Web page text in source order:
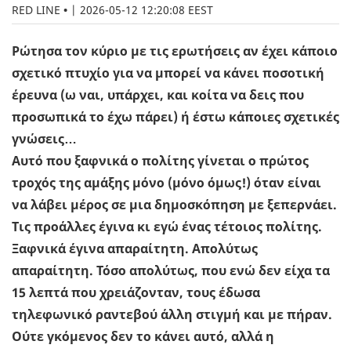
RED LINE | 2026-05-12 12:20:08 EEST
Ρώτησα τον κύριο με τις ερωτήσεις αν έχει κάποιο
σχετικό πτυχίο για να μπορεί να κάνει ποσοτική
έρευνα (ω ναι, υπάρχει, και κοίτα να δεις που
προσωπικά το έχω πάρει) ή έστω κάποιες σχετικές
γνώσεις…
Αυτό που ξαφνικά ο πολίτης γίνεται ο πρώτος
τροχός της αμάξης μόνο (μόνο όμως!) όταν είναι
να λάβει μέρος σε μια δημοσκόπηση με ξεπερνάει.
Τις προάλλες έγινα κι εγώ ένας τέτοιος πολίτης.
Ξαφνικά έγινα απαραίτητη. Απολύτως
απαραίτητη. Τόσο απολύτως, που ενώ δεν είχα τα
15 λεπτά που χρειάζονταν, τους έδωσα
τηλεφωνικό ραντεβού άλλη στιγμή και με πήραν.
Ούτε γκόμενος δεν το κάνει αυτό, αλλά η